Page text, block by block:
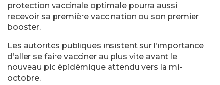
protection vaccinale optimale pourra aussi
recevoir sa première vaccination ou son premier
booster.
Les autorités publiques insistent sur l’importance
d’aller se faire vacciner au plus vite avant le
nouveau pic épidémique attendu vers la mi-
octobre.